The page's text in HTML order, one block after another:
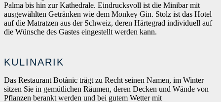
Palma bis hin zur Kathedrale. Eindrucksvoll ist die Minibar mit
ausgewählten Getränken wie dem Monkey Gin. Stolz ist das Hotel
auf die Matratzen aus der Schweiz, deren Härtegrad individuell auf
die Wünsche des Gastes eingestellt werden kann.
KULINARIK
Das Restaurant Botànic trägt zu Recht seinen Namen, im Winter
sitzen Sie in gemütlichen Räumen, deren Decken und Wände von
Pflanzen berankt werden und bei gutem Wetter mit